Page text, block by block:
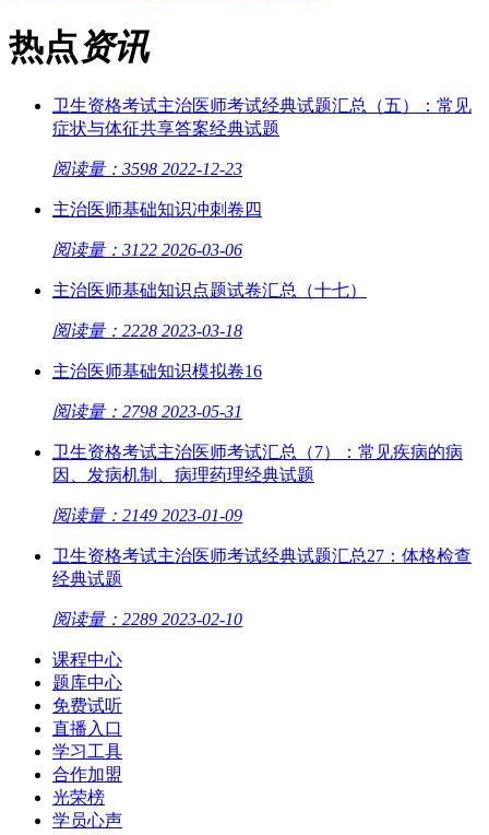
热点资讯
卫生资格考试主治医师考试经典试题汇总（五）：常见
症状与体征共享答案经典试题
阅读量：3598 2022-12-23
主治医师基础知识冲刺卷四
阅读量：3122 2026-03-06
主治医师基础知识点题试卷汇总（十七）
阅读量：2228 2023-03-18
主治医师基础知识模拟卷16
阅读量：2798 2023-05-31
卫生资格考试主治医师考试汇总（7）：常见疾病的病
因、发病机制、病理药理经典试题
阅读量：2149 2023-01-09
卫生资格考试主治医师考试经典试题汇总27：体格检查
经典试题
阅读量：2289 2023-02-10
课程中心
题库中心
免费试听
直播入口
学习工具
合作加盟
光荣榜
学员心声